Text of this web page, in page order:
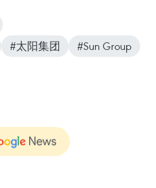
#太阳集团
#Sun Group